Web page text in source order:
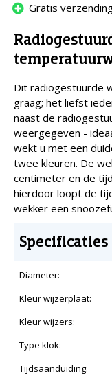
Gratis
Dit radiogestuurde
graag; het liefst
naast de
weergegeven -
wekt u met een
twee kleuren. De
centimeter en de
hierdoor loopt de
wekker een
Specificaties
Diameter:
Kleur wijzerplaat:
Kleur wijzers:
Type klok:
Tijdsaanduiding: